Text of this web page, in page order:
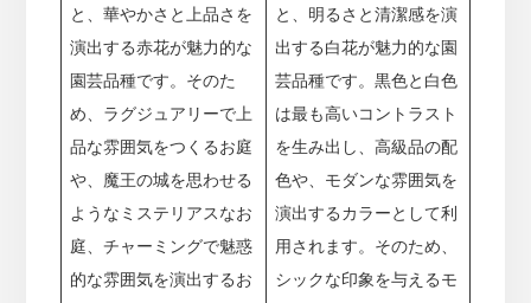
と、華やかさと上品さを
演出する赤花が魅力的な
園芸品種です。そのた
め、ラグジュアリーで上
品な雰囲気をつくるお庭
や、魔王の城を思わせる
ようなミステリアスなお
庭、チャーミングで魅惑
的な雰囲気を演出するお
と、明るさと清潔感を演
出する白花が魅力的な園
芸品種です。黒色と白色
は最も高いコントラスト
を生み出し、高級品の配
色や、モダンな雰囲気を
演出するカラーとして利
用されます。そのため、
シックな印象を与えるモ